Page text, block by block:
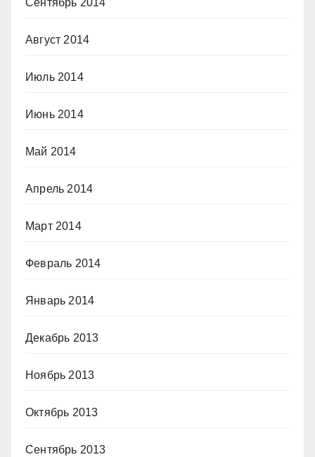
Сентябрь 2014
Август 2014
Июль 2014
Июнь 2014
Май 2014
Апрель 2014
Март 2014
Февраль 2014
Январь 2014
Декабрь 2013
Ноябрь 2013
Октябрь 2013
Сентябрь 2013